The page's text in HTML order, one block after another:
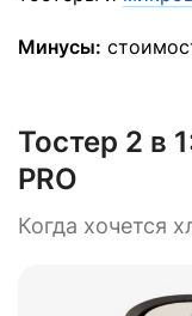
Минусы:
Тостер 2 в
PRO
Когда хочется